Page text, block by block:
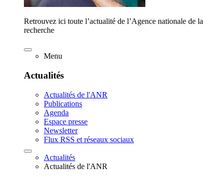
Retrouvez ici toute l’actualité de l’Agence nationale de la
recherche
Menu
Actualités
Actualités de l'ANR
Publications
Agenda
Espace presse
Newsletter
Flux RSS et réseaux sociaux
Actualités
Actualités de l'ANR